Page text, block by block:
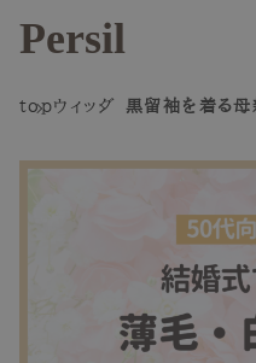
Persil
topウィッグ
黒留袖を着る母